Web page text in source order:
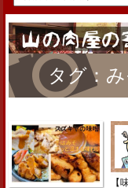
タグ：
【